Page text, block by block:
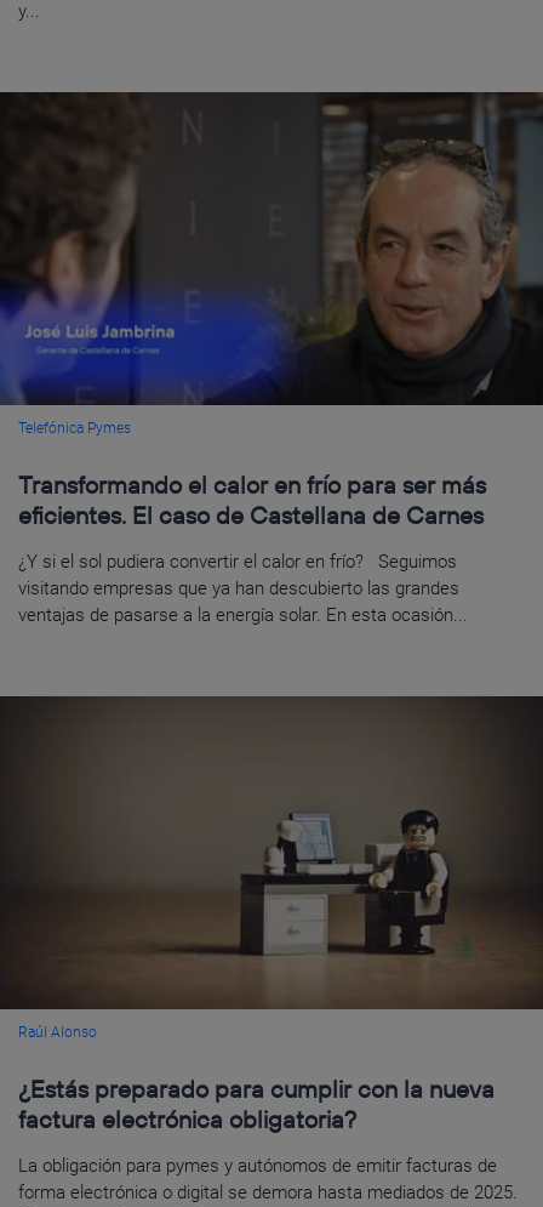
y...
Telefónica Pymes
Transformando el calor en frío para ser más
eficientes. El caso de Castellana de Carnes
¿Y si el sol pudiera convertir el calor en frío? Seguimos
visitando empresas que ya han descubierto las grandes
ventajas de pasarse a la energía solar. En esta ocasión...
Raúl Alonso
¿Estás preparado para cumplir con la nueva
factura electrónica obligatoria?
La obligación para pymes y autónomos de emitir facturas de
forma electrónica o digital se demora hasta mediados de 2025.